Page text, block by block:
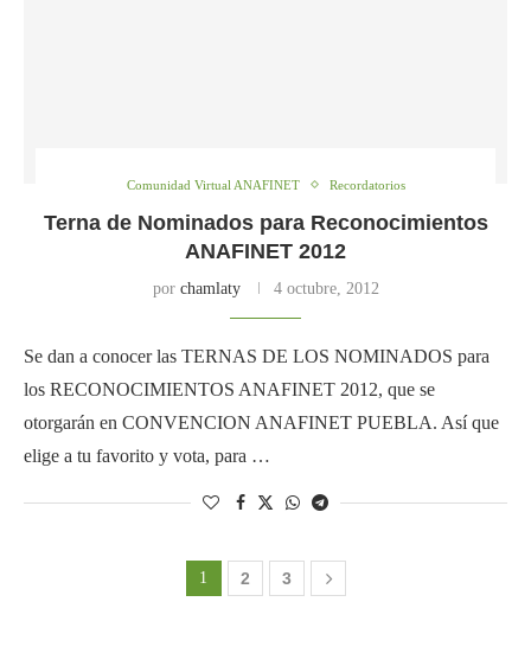
Comunidad Virtual ANAFINET Recordatorios
Terna de Nominados para Reconocimientos
ANAFINET 2012
por chamlaty 4 octubre, 2012
Se dan a conocer las TERNAS DE LOS NOMINADOS para
los RECONOCIMIENTOS ANAFINET 2012, que se
otorgarán en CONVENCION ANAFINET PUEBLA. Así que
elige a tu favorito y vota, para …
1 2 3